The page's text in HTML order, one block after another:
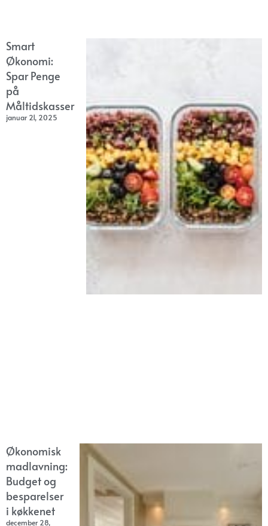
Smart
Økonomi:
Spar Penge
på
Måltidskasser
januar 21, 2025
Økonomisk
madlavning:
Budget og
besparelser
i køkkenet
december 28,